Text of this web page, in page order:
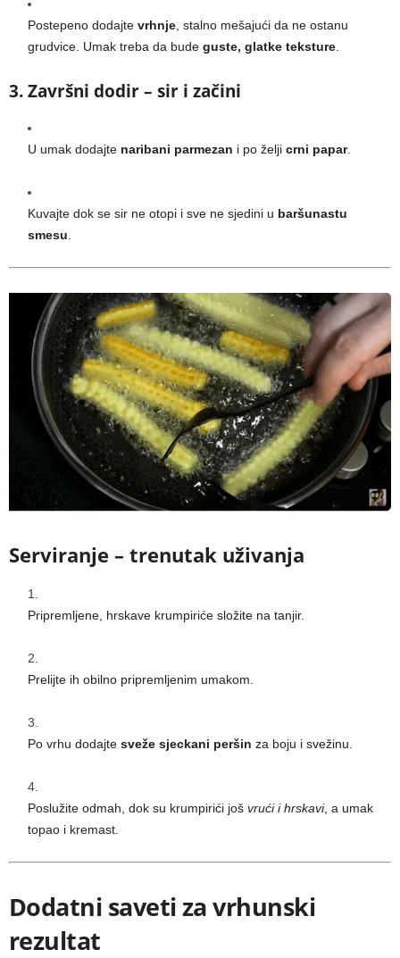
Postepeno dodajte vrhnje , stalno mešajući da ne ostanu
grudvice. Umak treba da bude guste, glatke teksture
3. Završni dodir – sir i začini
U umak dodajte naribani parmezan i po želji crni papar.
Kuvajte dok se sir ne otopi i sve ne sjedini u baršunastu
smesu
Serviranje – trenutak uživanja
Pripremljene, hrskave krumpiriće složite na tanjir.
Prelijte ih obilno pripremljenim umakom.
Po vrhu dodajte sveže sjeckani peršin za boju i svežinu.
Poslužite odmah, dok su krumpirići još vrući i hrskavi, a umak
topao i kremast.
Dodatni saveti za vrhunski
rezultat